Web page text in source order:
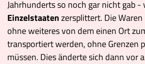
Jahrhunderts so noch gar nicht gab
Einzelstaatenzersplittert. Die
ohne weiteres von dem einen Ort
transportiert werden, ohne Grenzen
müssen. Dies änderte sich dann vor